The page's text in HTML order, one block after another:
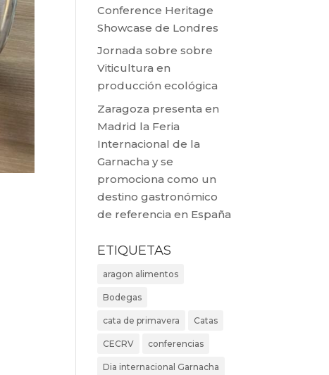
Conference Heritage
Showcase de Londres
Jornada sobre sobre
Viticultura en
producción ecológica
Zaragoza presenta en
Madrid la Feria
Internacional de la
Garnacha y se
promociona como un
destino gastronómico
de referencia en España
ETIQUETAS
aragon alimentos
Bodegas
cata de primavera Catas
CECRV conferencias
Dia internacional Garnacha